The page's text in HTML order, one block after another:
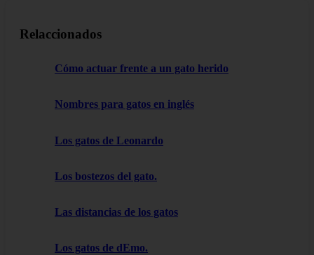
Relaccionados
Cómo actuar frente a un gato herido
Nombres para gatos en inglés
Los gatos de Leonardo
Los bostezos del gato.
Las distancias de los gatos
Los gatos de dEmo.